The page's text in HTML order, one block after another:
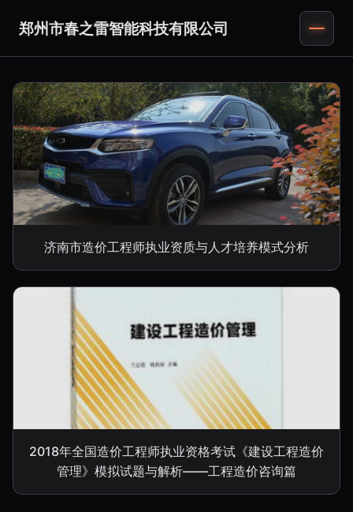
郑州市春之雷智能科技有限公司
济南市造价工程师执业资质与人才培养模式分析
2018年全国造价工程师执业资格考试《建设工程造价
管理》模拟试题与解析——工程造价咨询篇